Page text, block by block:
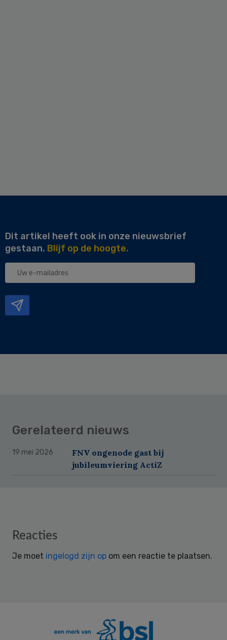
Dit artikel heeft ook in onze nieuwsbrief
gestaan. Blijf op de hoogte.
Uw
Gerelateerd nieuws
19 mei 2026
FNV ongenode gast bij
jubileumviering ActiZ
Reader
Reacties
Je moet ingelogd zijn op om een reactie te plaatsen.